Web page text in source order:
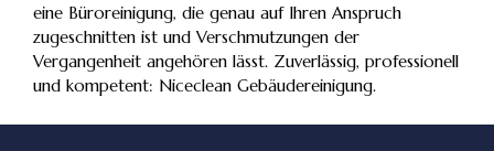
eine Büroreinigung, die genau auf Ihren Anspruch
zugeschnitten ist und Verschmutzungen der
Vergangenheit angehören lässt. Zuverlässig, professionell
und kompetent: Niceclean Gebäudereinigung.